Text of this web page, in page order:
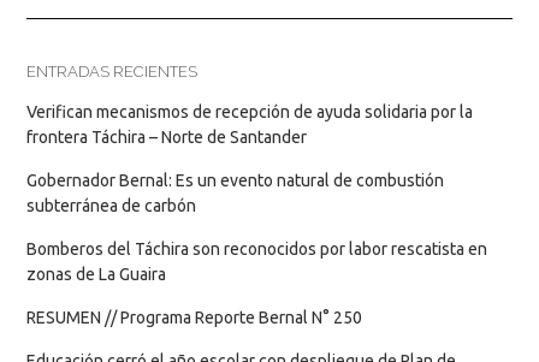
ENTRADAS RECIENTES
Verifican mecanismos de recepción de ayuda solidaria por la
frontera Táchira – Norte de Santander
Gobernador Bernal: Es un evento natural de combustión
subterránea de carbón
Bomberos del Táchira son reconocidos por labor rescatista en
zonas de La Guaira
RESUMEN // Programa Reporte Bernal N° 250